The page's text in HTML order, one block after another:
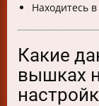
Находитесь
Какие
вышках